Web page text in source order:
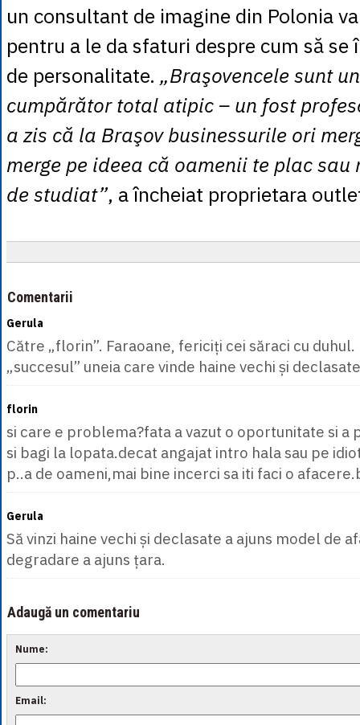
un consultant de imagine din Polonia
pentru a le da sfaturi despre cum să
de personalitate. „Braşovencele sunt
cumpărător total atipic – un fost
a zis că la Braşov businessurile ori
merge pe ideea că oamenii te plac sau
de studiat”, a încheiat proprietara
Comentarii
Gerula
Către „florin”. Faraoane, fericiți cei săraci cu
„succesul” uneia care vinde haine vechi și
florin
si care e problema?fata a vazut o oportunitate si a
si bagi la lopata.decat angajat intro hala sau pe
p..a de oameni,mai bine incerci sa iti faci o
Gerula
Să vinzi haine vechi și declasate a ajuns model de
degradare a ajuns țara.
Adaugă un comentariu
Nume:
Email: